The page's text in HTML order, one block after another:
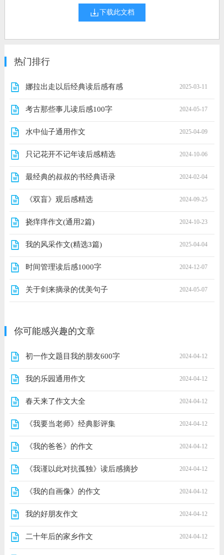
下载此文档
热门排行
娜拉出走以后经典读后感有感 2025-03-11
考古那些事儿读后感100字 2024-05-17
水中仙子通用作文 2025-04-09
只记花开不记年读后感精选 2024-10-06
最经典的叔叔的书经典语录 2024-02-04
《双盲》观后感精选 2024-09-25
挠痒痒作文(通用2篇) 2024-10-23
我的风采作文(精选3篇) 2025-04-04
时间管理读后感1000字 2024-12-07
关于剑来摘录的优美句子 2024-05-07
你可能感兴趣的文章
初一作文题目我的朋友600字 2024-04-12
我的乐园通用作文 2024-04-12
春天来了作文大全 2024-04-12
《我要当老师》经典影评集 2024-04-12
《我的爸爸》的作文 2024-04-12
《我谨以此对抗孤独》读后感摘抄 2024-04-12
《我的自画像》的作文 2024-04-12
我的好朋友作文 2024-04-12
二十年后的家乡作文 2024-04-12